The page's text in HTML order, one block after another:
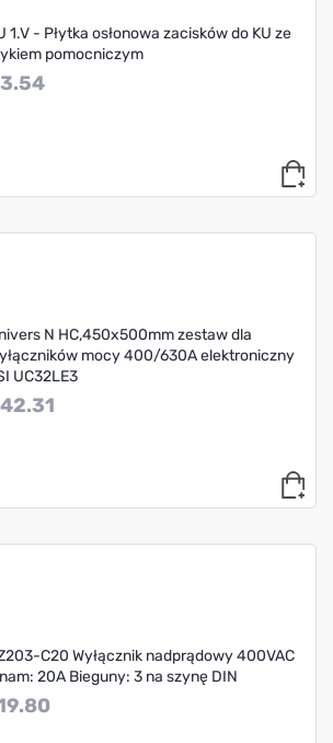
1.V - Płytka osłonowa zacisków do KU ze
pomocniczym
N HC,450x500mm zestaw dla
mocy 400/630A elektroniczny
UC32LE3
C20 Wyłącznik nadprądowy 400VAC
20A Bieguny: 3 na szynę DIN